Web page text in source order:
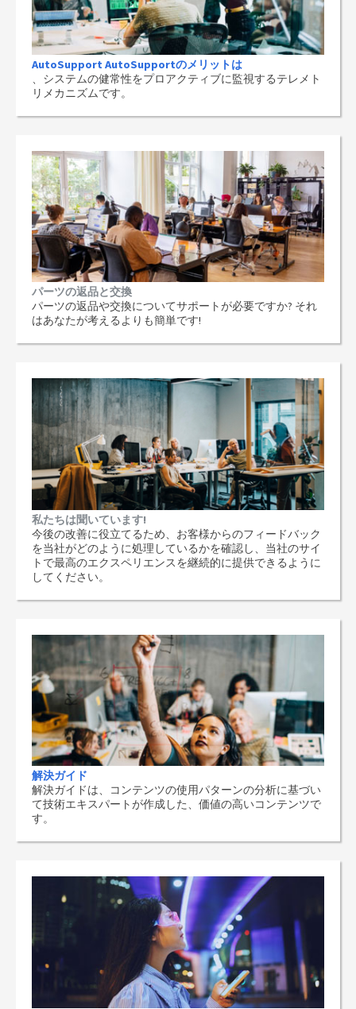
AutoSupport AutoSupportのメリットは
、システムの健常性をプロアクティブに監視するテレメト
リメカニズムです。
パーツの返品と交換
パーツの返品や交換についてサポートが必要ですか? それ
はあなたが考えるよりも簡単です!
私たちは聞いています!
今後の改善に役立てるため、お客様からのフィードバック
を当社がどのように処理しているかを確認し、当社のサイ
トで最高のエクスペリエンスを継続的に提供できるように
してください。
解決ガイド
解決ガイドは、コンテンツの使用パターンの分析に基づい
て技術エキスパートが作成した、価値の高いコンテンツで
す。